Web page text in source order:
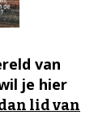
van
je hier
lid van